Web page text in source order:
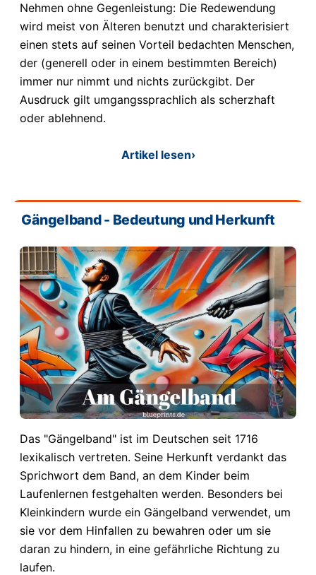
Nehmen ohne Gegenleistung: Die Redewendung
wird meist von Älteren benutzt und charakterisiert
einen stets auf seinen Vorteil bedachten Menschen,
der (generell oder in einem bestimmten Bereich)
immer nur nimmt und nichts zurückgibt. Der
Ausdruck gilt umgangssprachlich als scherzhaft
oder ablehnend.
Artikel lesen›
Gängelband - Bedeutung und Herkunft
Das "Gängelband" ist im Deutschen seit 1716
lexikalisch vertreten. Seine Herkunft verdankt das
Sprichwort dem Band, an dem Kinder beim
Laufenlernen festgehalten werden. Besonders bei
Kleinkindern wurde ein Gängelband verwendet, um
sie vor dem Hinfallen zu bewahren oder um sie
daran zu hindern, in eine gefährliche Richtung zu
laufen.